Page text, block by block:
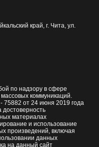
край, г. Чита ул.
по надзору в сфере
коммуникаций.
от 24 июня 2019 года
достоверность
материалах
и использование
произведений, включая
данных
на данный сайт